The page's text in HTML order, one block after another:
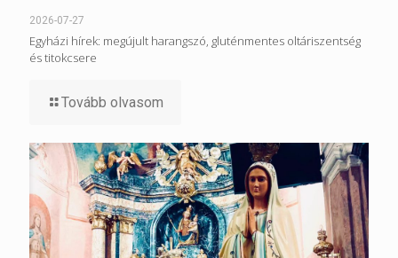
2026-07-27
Egyházi hírek: megújult harangszó, gluténmentes oltáriszentség
és titokcsere
Tovább olvasom